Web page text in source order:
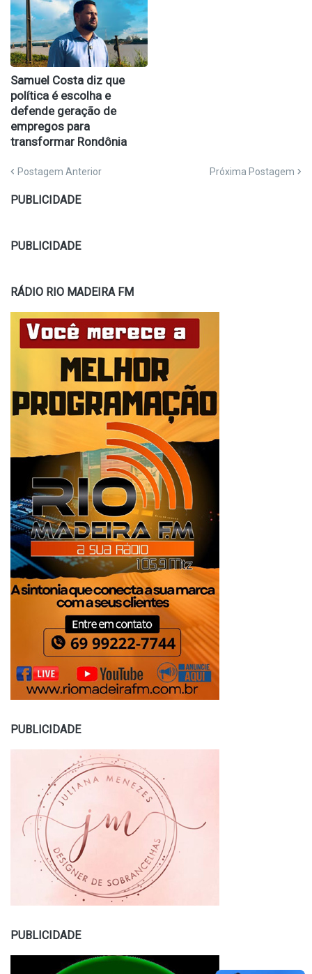
Samuel Costa diz que
política é escolha e
defende geração de
empregos para
transformar Rondônia
Postagem Anterior Próxima Postagem
PUBLICIDADE
PUBLICIDADE
RÁDIO RIO MADEIRA FM
PUBLICIDADE
PUBLICIDADE